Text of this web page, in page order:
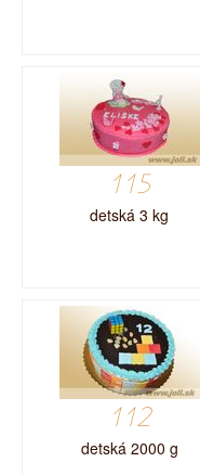
115
detská 3 kg
112
detská 2000 g